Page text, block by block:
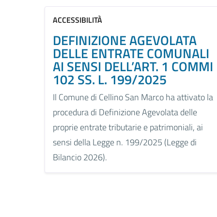
ACCESSIBILITÀ
DEFINIZIONE AGEVOLATA
DELLE ENTRATE COMUNALI
AI SENSI DELL’ART. 1 COMMI
102 SS. L. 199/2025
Il Comune di Cellino San Marco ha attivato la
procedura di Definizione Agevolata delle
proprie entrate tributarie e patrimoniali, ai
sensi della Legge n. 199/2025 (Legge di
Bilancio 2026).